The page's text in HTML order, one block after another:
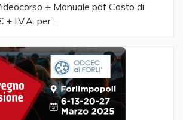
+ Manuale pdf Costo di
I.V.A. per ...